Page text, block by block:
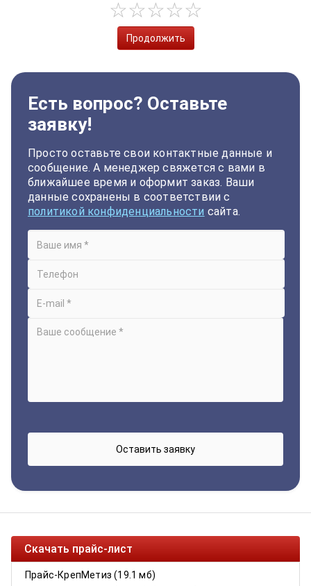
Продолжить
Есть вопрос? Оставьте
заявку!
Просто оставьте свои контактные данные и
сообщение. А менеджер свяжется с вами в
ближайшее время и оформит заказ. Ваши
данные сохранены в соответствии с
политикой конфиденциальности сайта.
Скачать прайс-лист
Прайс-КрепМетиз (19.1 мб)